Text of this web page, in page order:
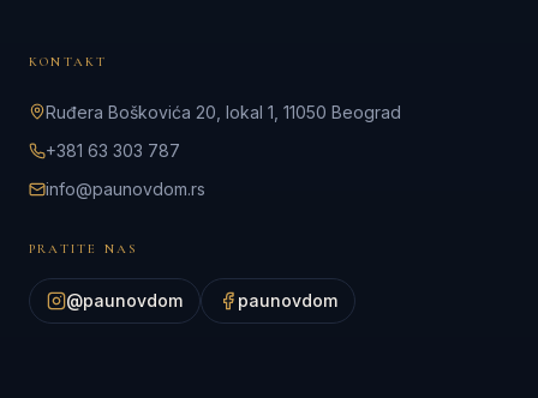
KONTAKT
Ruđera Boškovića 20, lokal 1, 11050 Beograd
+381 63 303 787
info@paunovdom.rs
PRATITE NAS
@paunovdom paunovdom